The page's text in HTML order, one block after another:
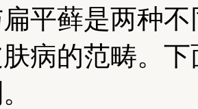
平藓是两种
病的范畴。